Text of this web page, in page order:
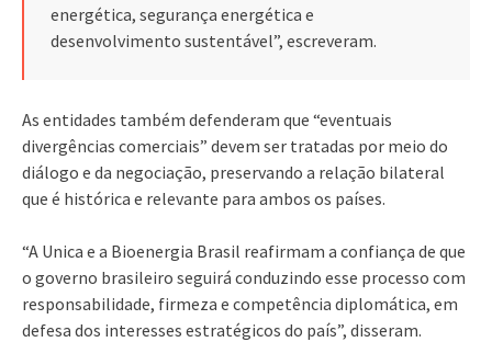
energética, segurança energética e
desenvolvimento sustentável”, escreveram.
As entidades também defenderam que “eventuais
divergências comerciais” devem ser tratadas por meio do
diálogo e da negociação, preservando a relação bilateral
que é histórica e relevante para ambos os países.
“A Unica e a Bioenergia Brasil reafirmam a confiança de que
o governo brasileiro seguirá conduzindo esse processo com
responsabilidade, firmeza e competência diplomática, em
defesa dos interesses estratégicos do país”, disseram.